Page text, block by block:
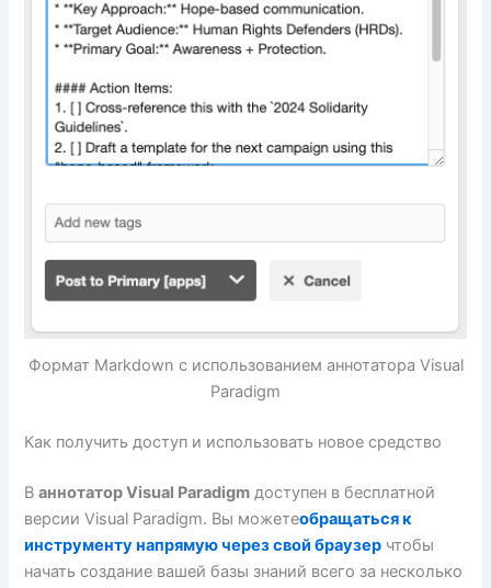
Формат Markdown с использованием аннотатора Visual
Paradigm
Как получить доступ и использовать новое средство
Ваннотатор Visual Paradigm доступен в бесплатной
версии Visual Paradigm. Вы можетеобращаться к
инструменту напрямую через свой браузер чтобы
начать создание вашей базы знаний всего за несколько